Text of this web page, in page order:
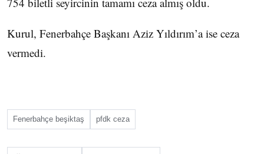
Kurul, Fenerbahçe Başkanı Aziz Yıldırım’a ise ceza
vermedi.
Fenerbahçe beşiktaş pfdk ceza